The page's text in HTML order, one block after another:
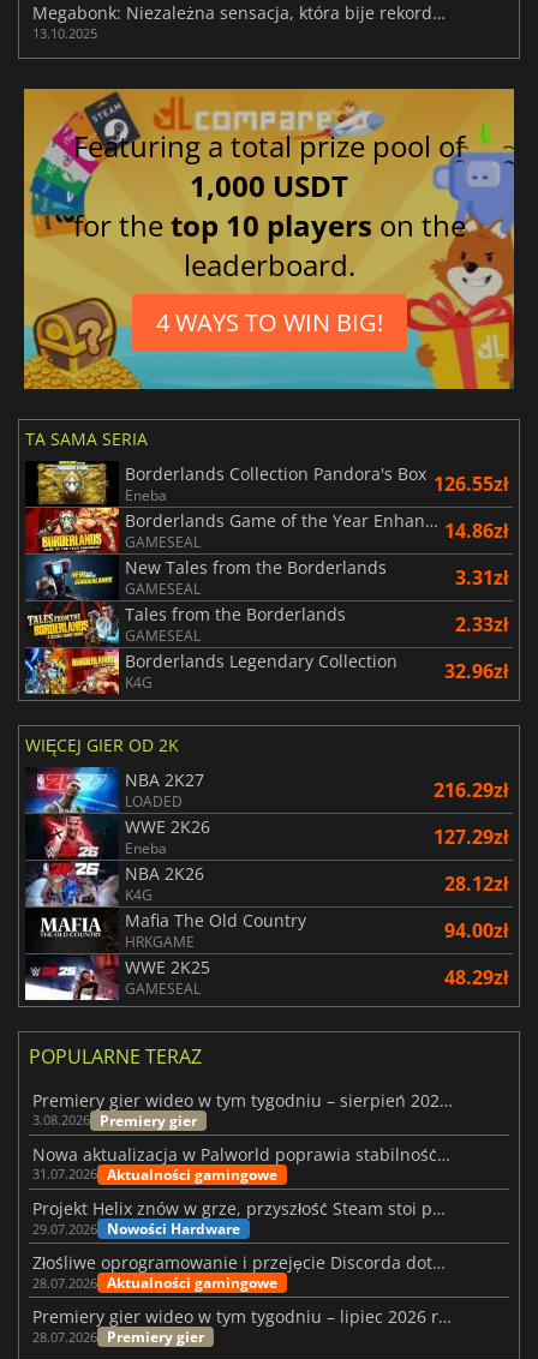
Megabonk: Niezależna sensacja, która bije rekordy popularności
13.10.2025
Featuring a total prize pool of
1,000 USDT
for thetop 10 players on the
leaderboard.
4 WAYS TO WIN BIG!
TA SAMA SERIA
Borderlands Collection Pandora's Box
Eneba 126.55zł
Borderlands Game of the Year Enhanced
GAMESEAL 14.86zł
New Tales from the Borderlands
GAMESEAL 3.31zł
Tales from the Borderlands
GAMESEAL 2.33zł
Borderlands Legendary Collection
K4G 32.96zł
WIĘCEJ GIER OD 2K
NBA 2K27
LOADED 216.29zł
WWE 2K26
Eneba 127.29zł
NBA 2K26
K4G 28.12zł
Mafia The Old Country
HRKGAME 94.00zł
WWE 2K25
GAMESEAL 48.29zł
POPULARNE TERAZ
Premiery gier wideo w tym tygodniu – sierpień 2026 r. (32. tydzień)
3.08.2026 Premiery gier
Nowa aktualizacja w Palworld poprawia stabilność Sunreach i walk z bossami
31.07.2026 Aktualności gamingowe
Projekt Helix znów w grze, przyszłość Steam stoi pod znakiem zapytania
29.07.2026 Nowości Hardware
Złośliwe oprogramowanie i przejęcie Discorda dotknęły Meccha Chameleon
28.07.2026 Aktualności gamingowe
Premiery gier wideo w tym tygodniu – lipiec 2026 r. (tydzień 31)
28.07.2026 Premiery gier